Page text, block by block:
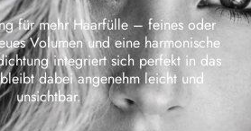
für mehr Haarfülle – feines oder
Volumen und eine harmonische
integriert sich perfekt in das
dabei angenehm leicht und
unsichtbar.